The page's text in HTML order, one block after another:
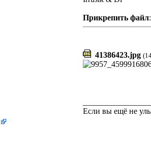
Прикрепить файл:
41386423.jpg
Если вы ещё не